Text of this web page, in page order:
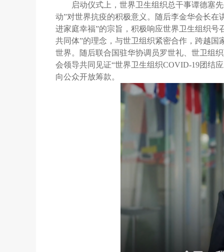
启动仪式上，世界卫生组织总干事谭德塞
动”对世界抗疫的积极意义。随后李金华会长
进家庭幸福”的宗旨，积极响应世界卫生组织
共同体”的理念，与世卫组织紧密合作，跨越
世界。随后联合国驻华协调员罗世礼、世卫组
会领导共同见证“世界卫生组织COVID-19团结
向公众开放筹款。